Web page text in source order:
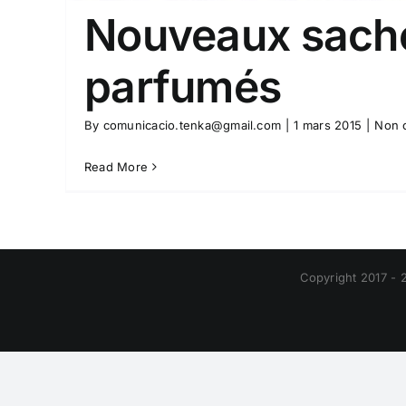
Nouveaux
parfumés
By comunicacio.tenka@gmail.com 1 mars 2015 Non
Read More
Copyright 2017 -